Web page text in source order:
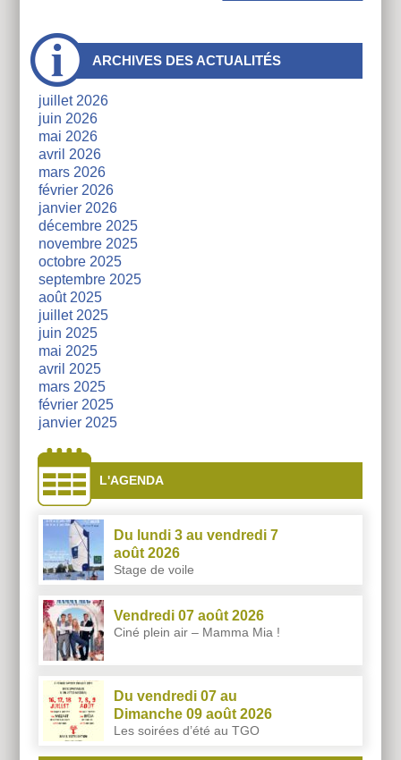
À
côtés
ARCHIVES DES ACTUALITÉS
juillet 2026
juin 2026
mai 2026
avril 2026
mars 2026
février 2026
janvier 2026
décembre 2025
novembre 2025
octobre 2025
septembre 2025
août 2025
juillet 2025
juin 2025
mai 2025
avril 2025
mars 2025
février 2025
janvier 2025
L'AGENDA
Du lundi 3 au vendredi 7
août 2026
Stage de voile
Vendredi 07 août 2026
Ciné plein air – Mamma Mia !
Du vendredi 07 au
Dimanche 09 août 2026
Les soirées d’été au TGO